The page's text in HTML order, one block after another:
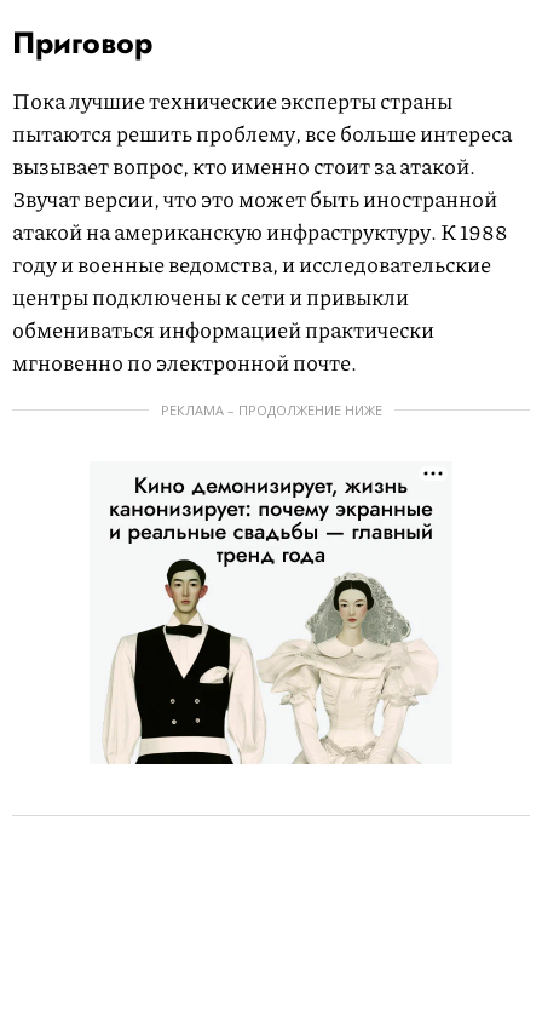
Приговор
Пока лучшие технические эксперты страны
пытаются решить проблему, все больше интереса
вызывает вопрос, кто именно стоит за атакой.
Звучат версии, что это может быть иностранной
атакой на американскую инфраструктуру. К 1988
году и военные ведомства, и исследовательские
центры подключены к сети и привыкли
обмениваться информацией практически
мгновенно по электронной почте.
РЕКЛАМА – ПРОДОЛЖЕНИЕ НИЖЕ